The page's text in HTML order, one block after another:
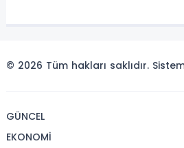
© 2026 Tüm hakları saklıdır.
GÜNCEL
EKONOMİ